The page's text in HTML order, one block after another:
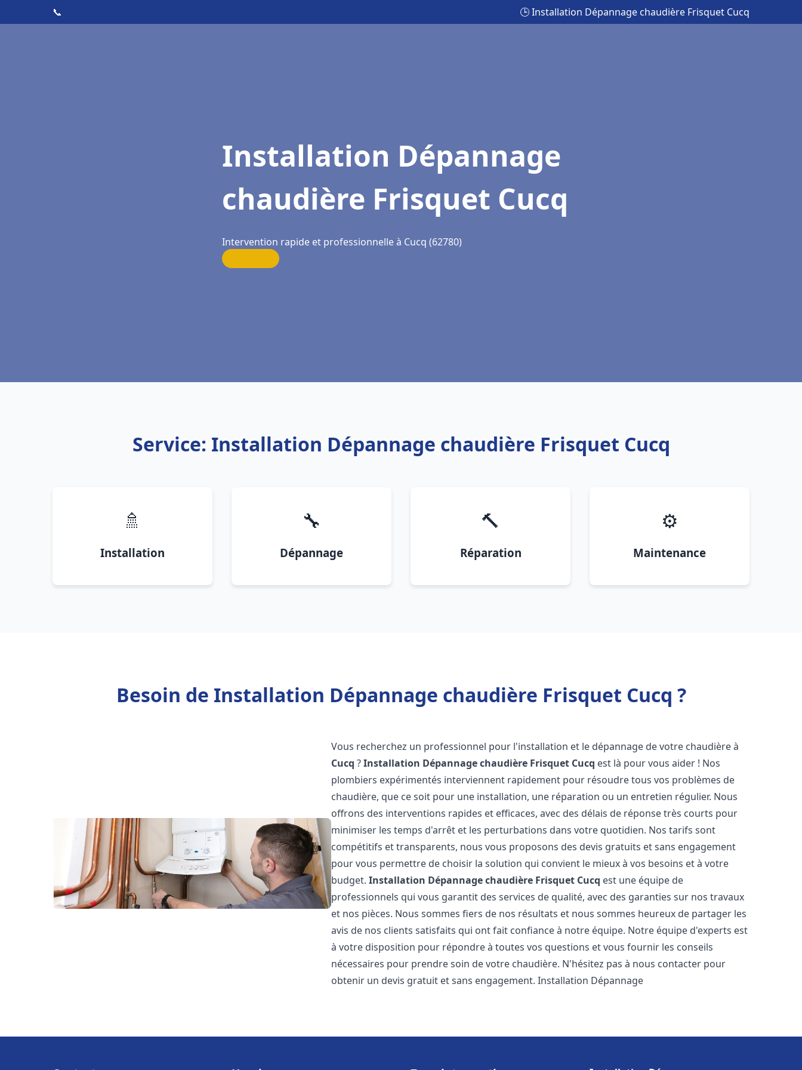
📞 🕒 Installation Dépannage chaudière Frisquet Cucq
Installation Dépannage
chaudière Frisquet Cucq
Intervention rapide et professionnelle à Cucq (62780)
Service: Installation Dépannage chaudière Frisquet Cucq
🚿
Installation
🔧
Dépannage
🔨
Réparation
⚙️
Maintenance
Besoin de Installation Dépannage chaudière Frisquet Cucq ?
Vous recherchez un professionnel pour l'installation et le dépannage de votre chaudière à
Cucq ?Installation Dépannage chaudière Frisquet Cucq est là pour vous aider ! Nos
plombiers expérimentés interviennent rapidement pour résoudre tous vos problèmes de
chaudière, que ce soit pour une installation, une réparation ou un entretien régulier. Nous
offrons des interventions rapides et efficaces, avec des délais de réponse très courts pour
minimiser les temps d'arrêt et les perturbations dans votre quotidien. Nos tarifs sont
compétitifs et transparents, nous vous proposons des devis gratuits et sans engagement
pour vous permettre de choisir la solution qui convient le mieux à vos besoins et à votre
budget.Installation Dépannage chaudière Frisquet Cucq est une équipe de
professionnels qui vous garantit des services de qualité, avec des garanties sur nos travaux
et nos pièces. Nous sommes fiers de nos résultats et nous sommes heureux de partager les
avis de nos clients satisfaits qui ont fait confiance à notre équipe. Notre équipe d'experts est
à votre disposition pour répondre à toutes vos questions et vous fournir les conseils
nécessaires pour prendre soin de votre chaudière. N'hésitez pas à nous contacter pour
obtenir un devis gratuit et sans engagement. Installation Dépannage